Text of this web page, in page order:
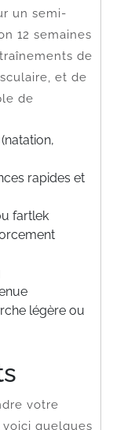
un semi-
12 semaines
de
et de
de
rapides et
fartlek
légère ou
votre
quelques